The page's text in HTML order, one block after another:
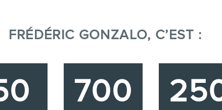
FRÉDÉRIC GONZALO, C’EST :
700